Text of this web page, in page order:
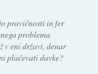
pravičnosti in fer
problema
v eni državi, denar
plačevati davke?